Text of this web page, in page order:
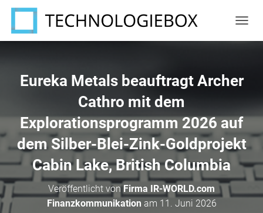
A
O
U
M
S
A
Eureka Metals beauftragt Archer
Cathro mit dem
Explorationsprogramm 2026 auf
dem Silber-Blei-Zink-Goldprojekt
Cabin Lake, British Columbia
Veröffentlicht vonFirma IR-WORLD.com
Finanzkommunikation am 11. Juni 2026